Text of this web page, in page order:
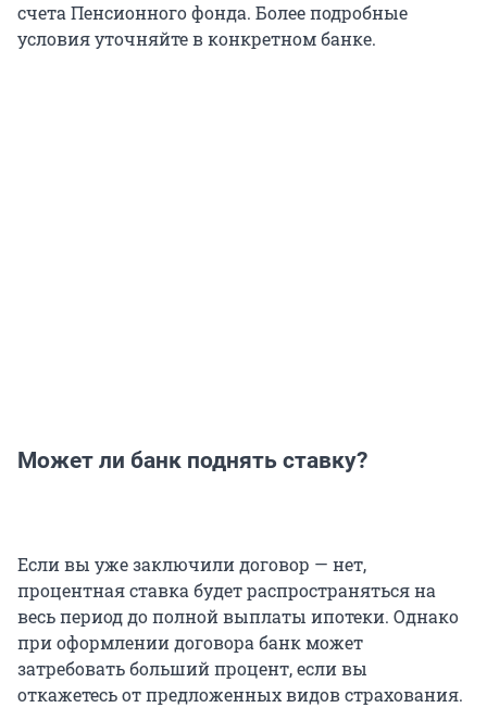
счета Пенсионного фонда. Более подробные
условия уточняйте в конкретном банке.
Может ли банк поднять ставку?
Если вы уже заключили договор — нет,
процентная ставка будет распространяться на
весь период до полной выплаты ипотеки. Однако
при оформлении договора банк может
затребовать больший процент, если вы
откажетесь от предложенных видов страхования.